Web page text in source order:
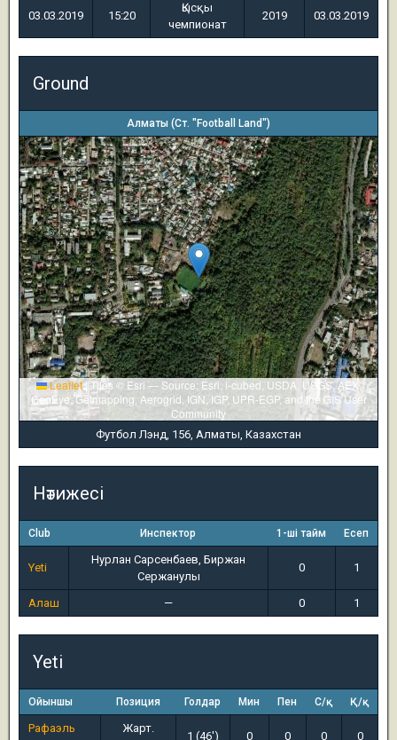
03.03.2019 15:20
Қысқы
чемпионат
2019 03.03.2019
Ground
Алматы (Ст. "Football Land")
Leaflet|Tiles © Esri — Source: Esri, i-cubed, USDA, USGS, AEX,
GeoEye, Getmapping, Aerogrid, IGN, IGP, UPR-EGP, and the GIS User
Community
Футбол Лэнд, 156, Алматы, Казахстан
Нәтижесі
Club Инспектор 1-ші тайм Есеп
Yeti
Нурлан Сарсенбаев, Биржан
Сержанулы
0 1
Алаш — 0 1
Yeti
Ойыншы Позиция Голдар Мин Пен С/қ Қ/қ
Рафаэль
Жарт.
1 (46') 0 0 0 0